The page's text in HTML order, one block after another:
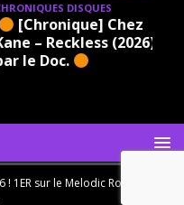
DISQUES
[Chronique] Chez
– Reckless (2026)
le Doc.
1ER sur le Melodic Rock en